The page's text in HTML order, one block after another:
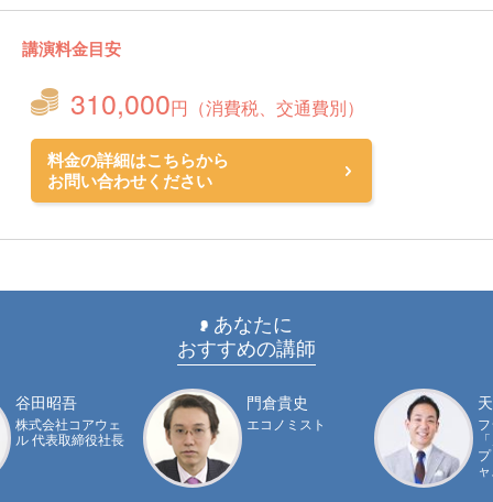
講演料金目安
310,000円（消費税、交通費別）
料金の詳細はこちらから
お問い合わせください
あなたに
おすすめの講師
谷田昭吾
株式会社コアウェ
ル 代表取締役社長
門倉貴史
エコノミスト